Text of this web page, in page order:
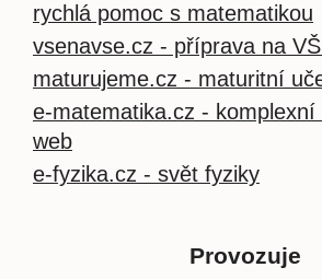
rychlá pomoc s matematikou
vsenavse.cz - příprava na
maturujeme.cz - maturitní
e-matematika.cz -
web
e-fyzika.cz - svět fyziky
Provozuje